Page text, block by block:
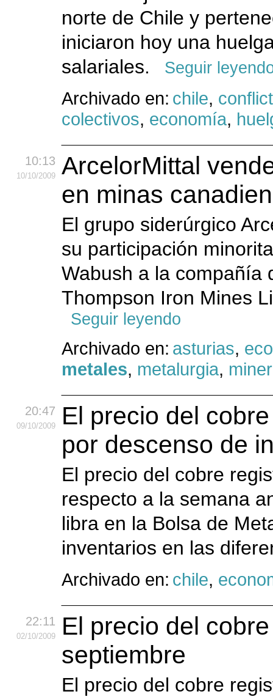
norte de Chile y
iniciaron hoy una
salariales.
Seguir
Archivado en: chile,
colectivos, economía,
10:13
10/10/2009
ArcelorMittal
en minas
El grupo siderúrgico
su participación
Wabush a la compañía
Thompson Iron Mines
Seguir leyendo
Archivado en: asturias,
metales, metalurgia,
20:47
09/10/2009
El precio del
por descenso de
El precio del cobre
respecto a la semana
libra en la Bolsa de
inventarios en las
Archivado en: chile,
22:11
02/10/2009
El precio del
septiembre
El precio del cobre